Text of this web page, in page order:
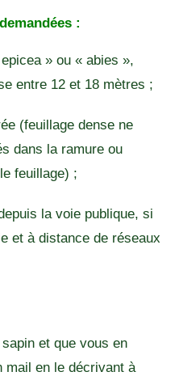
:
» ou « abies »,
entre 12 et 18 mètres ;
(feuillage dense ne
dans la ramure ou
feuillage) ;
la voie publique, si
et à distance de réseaux
et que vous en
mail en le décrivant à